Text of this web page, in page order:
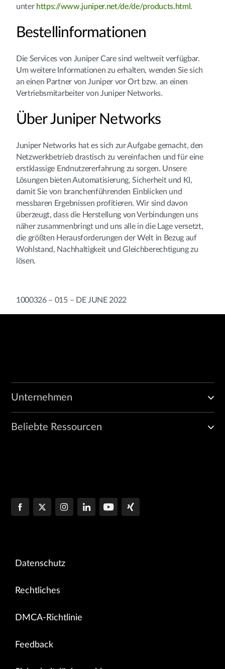
unter https://www.juniper.net/de/de/products.html .
Bestellinformationen
Die Services von Juniper Care sind weltweit verfügbar.
Um weitere Informationen zu erhalten, wenden Sie sich
an einen Partner von Juniper vor Ort bzw. an einen
Vertriebsmitarbeiter von Juniper Networks.
Über Juniper Networks
Juniper Networks hat es sich zur Aufgabe gemacht, den
Netzwerkbetrieb drastisch zu vereinfachen und für eine
erstklassige Endnutzererfahrung zu sorgen. Unsere
Lösungen bieten Automatisierung, Sicherheit und KI,
damit Sie von branchenführenden Einblicken und
messbaren Ergebnissen profitieren. Wir sind davon
überzeugt, dass die Herstellung von Verbindungen uns
näher zusammenbringt und uns alle in die Lage versetzt,
die größten Herausforderungen der Welt in Bezug auf
Wohlstand, Nachhaltigkeit und Gleichberechtigung zu
lösen.
1000326 – 015 – DE JUNE 2022
Unternehmen
Beliebte Ressourcen
Datenschutz
Rechtliches
DMCA-Richtlinie
Feedback